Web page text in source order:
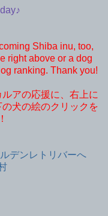
Shiba inu, too,
right above or a dog
ranking. Thank you!
アの応援に、右上に
犬の絵のクリックを